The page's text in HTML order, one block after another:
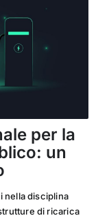
per la
un
nella disciplina
di ricarica